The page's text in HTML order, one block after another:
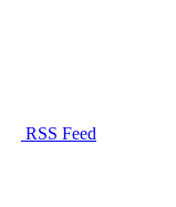
RSS Feed